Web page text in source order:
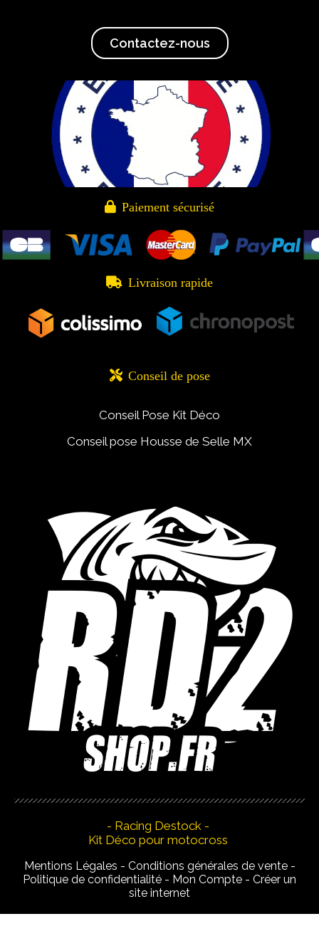
Contactez-nous
 Paiement sécurisé
 Livraison rapide
 Conseil de pose
Conseil Pose Kit Déco
Conseil pose Housse de Selle MX
- Racing Destock -
Kit Déco pour motocross
Mentions Légales
Conditions générales de vente
Politique de confidentialité
Mon Compte
Créer un
site internet